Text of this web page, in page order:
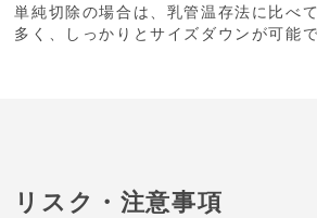
単純切除の場合は、乳管温存法に比べ
多く、しっかりとサイズダウンが可能で
リスク・注意事項